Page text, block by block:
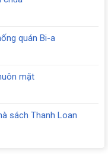
quán Bi-a
mặt
sách Thanh Loan